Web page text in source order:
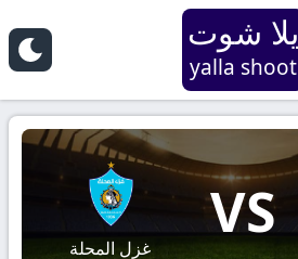
يلا شوت
yalla shoot
VS
غزل المحلة